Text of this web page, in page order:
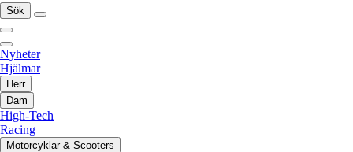
Sök
Nyheter
Hjälmar
Herr
Dam
High-Tech
Racing
Motorcyklar & Scooters